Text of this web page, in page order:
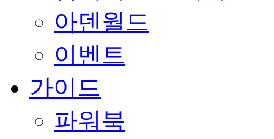
아덴월드
이벤트
가이드
파워북